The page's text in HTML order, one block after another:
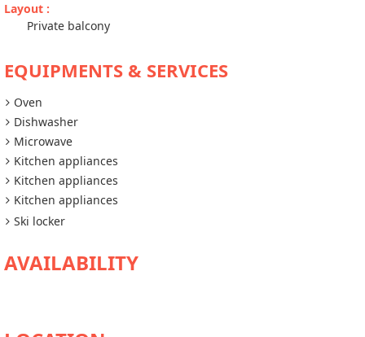
Layout :
Private balcony
EQUIPMENTS & SERVICES
Oven
Dishwasher
Microwave
Kitchen appliances
Kitchen appliances
Kitchen appliances
Ski locker
AVAILABILITY